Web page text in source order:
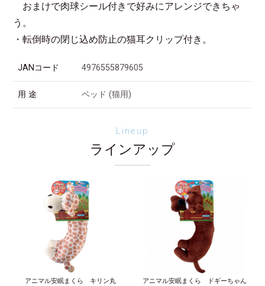
おまけで肉球シール付きで好みにアレンジできちゃ
う。
・転倒時の閉じ込め防止の猫耳クリップ付き。
JANコード 4976555879605
用 途 ベッド (猫用)
Lineup
ラインアップ
アニマル安眠まくら キリン丸 アニマル安眠まくら ドギーちゃん